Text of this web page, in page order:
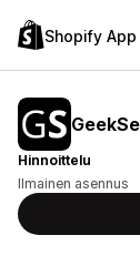
Shopify
Hinnoittelu
Ilmainen asennus